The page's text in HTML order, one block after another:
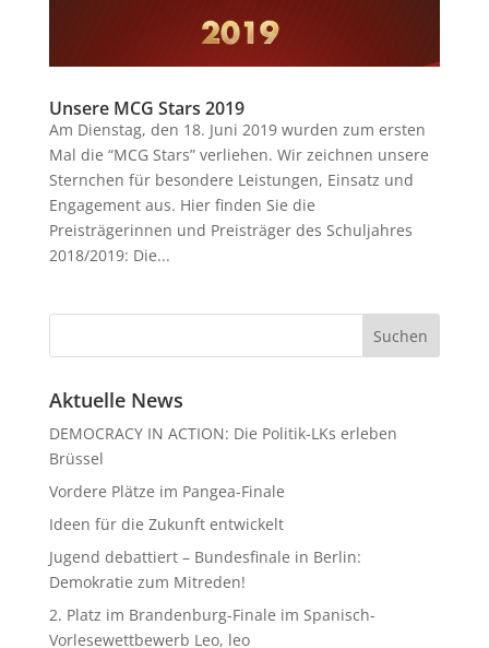
Unsere MCG Stars 2019
Am Dienstag, den 18. Juni 2019 wurden zum ersten
Mal die “MCG Stars” verliehen. Wir zeichnen unsere
Sternchen für besondere Leistungen, Einsatz und
Engagement aus. Hier finden Sie die
Preisträgerinnen und Preisträger des Schuljahres
2018/2019: Die...
Aktuelle News
DEMOCRACY IN ACTION: Die Politik-LKs erleben
Brüssel
Vordere Plätze im Pangea-Finale
Ideen für die Zukunft entwickelt
Jugend debattiert – Bundesfinale in Berlin:
Demokratie zum Mitreden!
2. Platz im Brandenburg-Finale im Spanisch-
Vorlesewettbewerb Leo, leo